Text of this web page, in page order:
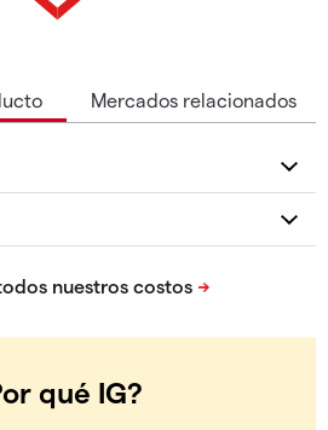
Mercados relacionados
qué IG?